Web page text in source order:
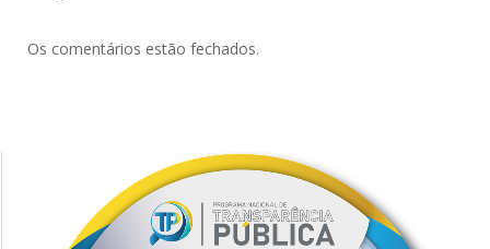
Os comentários estão fechados.